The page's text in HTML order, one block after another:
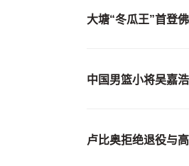
大塘“冬瓜王”首登
中国男篮小将吴嘉
卢比奥拒绝退役与